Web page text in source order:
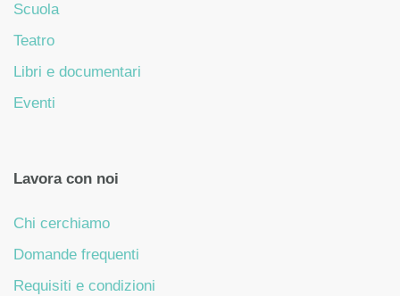
Scuola
Teatro
Libri e documentari
Eventi
Lavora con noi
Chi cerchiamo
Domande frequenti
Requisiti e condizioni